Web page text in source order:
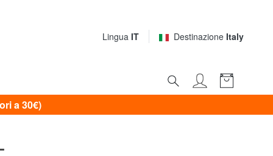
Lingua IT Destinazione Italy
a 30€)